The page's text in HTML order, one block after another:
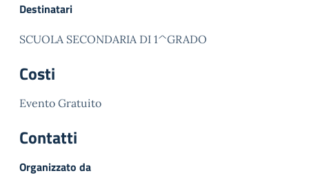
Destinatari
SCUOLA SECONDARIA DI 1^GRADO
Costi
Evento Gratuito
Contatti
Organizzato da